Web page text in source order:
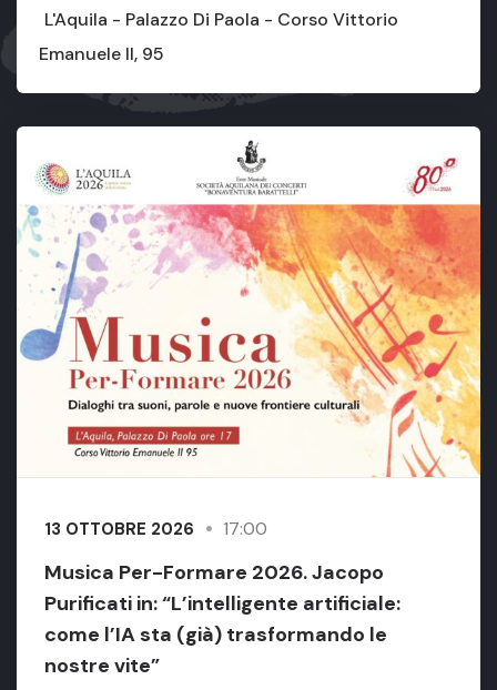
L'Aquila - Palazzo Di Paola - Corso Vittorio
Emanuele II, 95
13 OTTOBRE 2026 17:00
Musica Per-Formare 2026. Jacopo
Purificati in: “L’intelligente artificiale:
come l’IA sta (già) trasformando le
nostre vite”